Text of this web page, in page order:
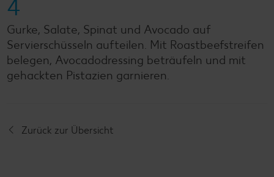
4
Gurke, Salate, Spinat und Avocado auf
Servierschüsseln aufteilen. Mit Roastbeefstreifen
belegen, Avocadodressing beträufeln und mit
gehackten Pistazien garnieren.
Zurück zur Übersicht